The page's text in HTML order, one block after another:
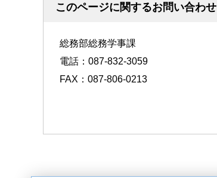
このページに関するお問い合わせ
総務部総務学事課
電話：087-832-3059
FAX：087-806-0213